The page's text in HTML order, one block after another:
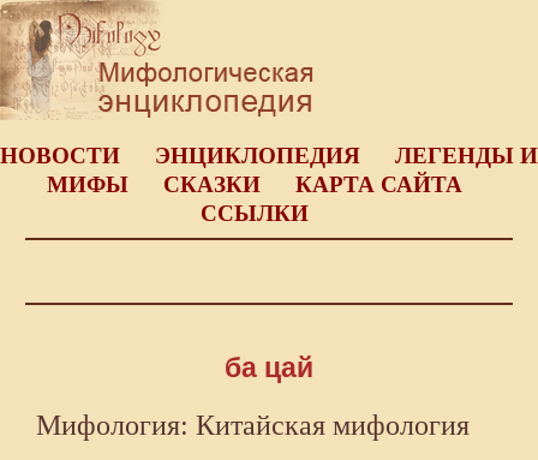
НОВОСТИ ЭНЦИКЛОПЕДИЯ
ЛЕГЕНДЫ И
МИФЫ
СКАЗКИ
КАРТА САЙТА
ССЫЛКИ
ба цай
Мифология: Китайская мифология